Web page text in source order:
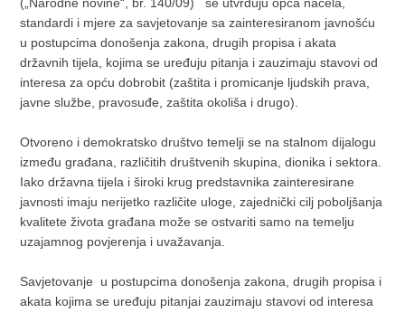
standardi i mjere za savjetovanje sa zainteresiranom javnošću
u postupcima donošenja zakona, drugih propisa i akata
državnih tijela, kojima se uređuju pitanja i zauzimaju stavovi od
interesa za opću dobrobit (zaštita i promicanje ljudskih prava,
javne službe, pravosuđe, zaštita okoliša i drugo).
Otvoreno i demokratsko društvo temelji se na stalnom dijalogu
između građana, različitih društvenih skupina, dionika i sektora.
Iako državna tijela i široki krug predstavnika zainteresirane
javnosti imaju nerijetko različite uloge, zajednički cilj poboljšanja
kvalitete života građana može se ostvariti samo na temelju
uzajamnog povjerenja i uvažavanja.
Savjetovanje u postupcima donošenja zakona, drugih propisa i
akata kojima se uređuju pitanjai zauzimaju stavovi od interesa